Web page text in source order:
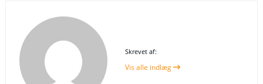
Skrevet af:
Vis alle indlæg